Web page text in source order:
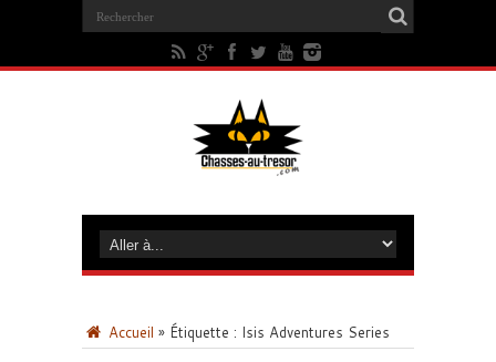
Accueil » Étiquette : Isis Adventures Series